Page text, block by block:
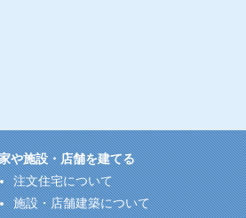
や施設・店舗を建てる
注文住宅について
施設・店舗建築について